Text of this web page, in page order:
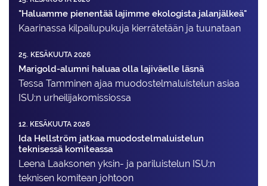
"Haluamme pienentää lajimme ekologista jalanjälkeä"
Kaarinassa kilpailupukuja kierrätetään ja tuunataan
25. KESÄKUUTA 2026
Marigold-alumni haluaa olla lajiväelle läsnä
Tessa Tamminen ajaa muodostelma­luistelun asiaa
ISU:n urheilija­komissiossa
12. KESÄKUUTA 2026
Ida Hellström jatkaa muodostelmaluistelun
teknisessä komiteassa
Leena Laaksonen yksin- ja pariluistelun ISU:n
teknisen komitean johtoon